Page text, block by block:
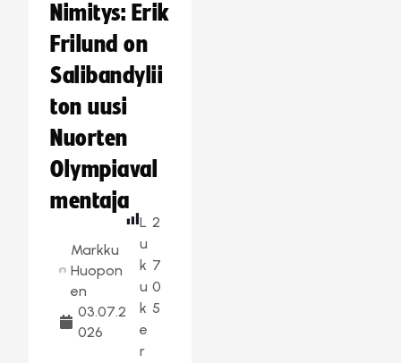
Nimitys: Erik
Frilund on
Salibandylii
ton uusi
Nuorten
Olympiaval
mentaja
Markku
Huopon
en
03.07.2
026
L
u
k
u
k
e
r
2
7
0
5